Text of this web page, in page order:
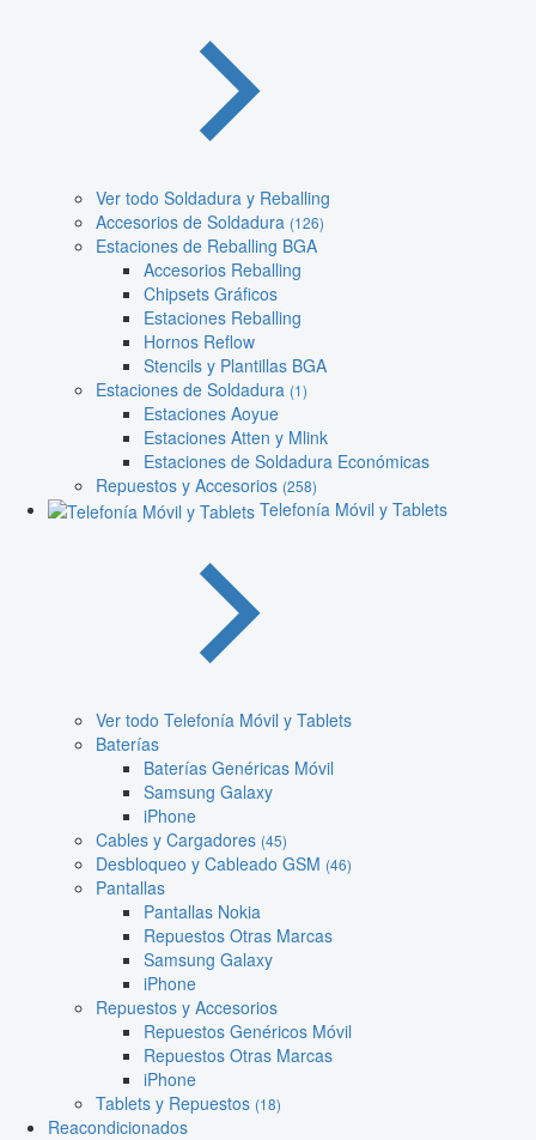
Ver todo Soldadura y Reballing
Accesorios de Soldadura (126)
Estaciones de Reballing BGA
Accesorios Reballing
Chipsets Gráficos
Estaciones Reballing
Hornos Reflow
Stencils y Plantillas BGA
Estaciones de Soldadura (1)
Estaciones Aoyue
Estaciones Atten y Mlink
Estaciones de Soldadura Económicas
Repuestos y Accesorios (258)
Telefonía Móvil y Tablets
Ver todo Telefonía Móvil y Tablets
Baterías
Baterías Genéricas Móvil
Samsung Galaxy
iPhone
Cables y Cargadores (45)
Desbloqueo y Cableado GSM (46)
Pantallas
Pantallas Nokia
Repuestos Otras Marcas
Samsung Galaxy
iPhone
Repuestos y Accesorios
Repuestos Genéricos Móvil
Repuestos Otras Marcas
iPhone
Tablets y Repuestos (18)
Reacondicionados